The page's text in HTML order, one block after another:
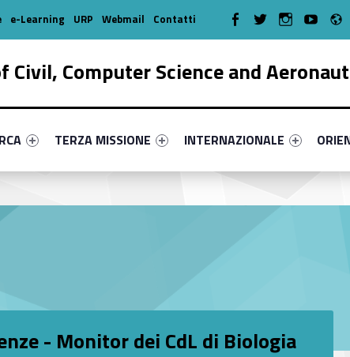
Civil, Computer Science and
primary-24126-17
#link-menu-primary-46892-38
Link identifier #link-menu-primary-6363-51
TERZA MISSIONE
Link identifier #link-menu-
INTERNAZIONALE
Link
e-Learning URP Webmail Contatti WebMan on Facebook
WebMan on TwitterWebMan onWebMan
- Monitor dei CdL di Biologia